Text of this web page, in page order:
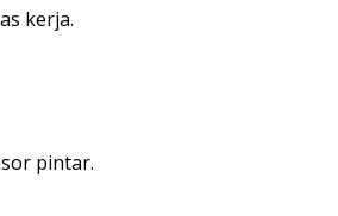
kerja.
pintar.